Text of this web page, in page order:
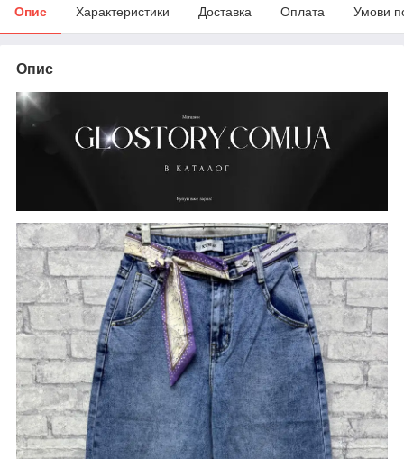
Опис Характеристики Доставка Оплата Умови
Опис